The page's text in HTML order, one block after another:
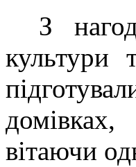
З
культури
вітаючи